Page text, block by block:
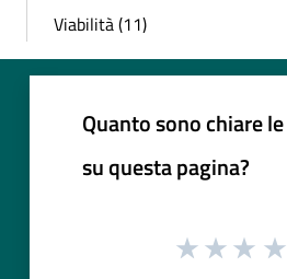
Viabilità (11)
Quanto sono chiare
su questa pagina?